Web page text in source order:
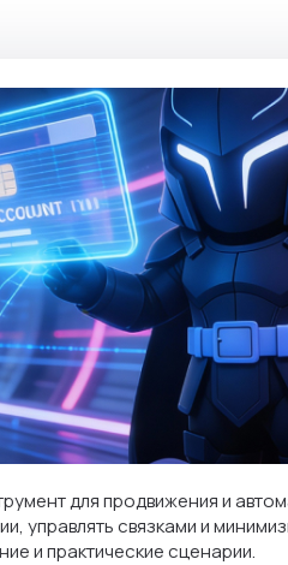
для продвижения и
управлять связками и
и практические сценарии.